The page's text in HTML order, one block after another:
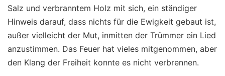
Salz und verbranntem Holz mit sich, ein ständiger
Hinweis darauf, dass nichts für die Ewigkeit gebaut ist,
außer vielleicht der Mut, inmitten der Trümmer ein Lied
anzustimmen. Das Feuer hat vieles mitgenommen, aber
den Klang der Freiheit konnte es nicht verbrennen.